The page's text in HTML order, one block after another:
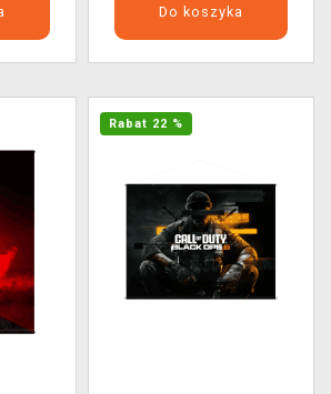
Do koszyka
Rabat 22 %